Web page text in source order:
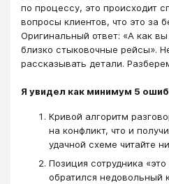
по процессу, это происходит
вопросы клиентов, что это за
Оригинальный ответ: «А как
близко стыковочные рейсы».
рассказывать детали.
Я увидел как минимум 5
Кривой алгоритм
на конфликт, что и
удачной схеме читайте
Позиция сотрудника
обратился недовольный